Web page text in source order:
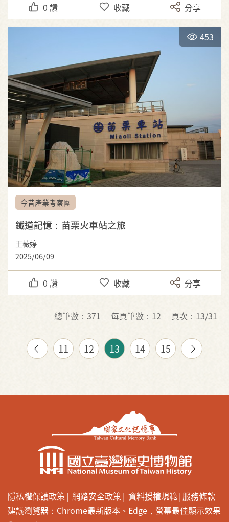
0 讚 收藏 分享
453
今昔產業考察團
鐵道記憶：苗栗火車站之旅
王薇婷
2025/06/09
0 讚 收藏 分享
總筆數：371 每頁筆數：12 頁次：13/31
11 12 13 14 15
隱私權保護政策 網路安全政策 資料授權規範 服務條款
建議瀏覽器：Chrome最新版本、Edge，螢幕最佳顯示效果